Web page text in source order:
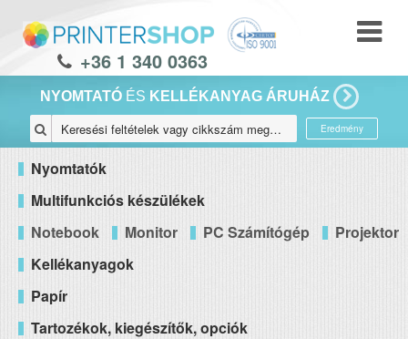
+36 1 340 0363
NYOMTATÓ ÉS KELLÉKANYAG ÁRUHÁZ
Eredmény
Nyomtatók
Multifunkciós készülékek
Notebook
Monitor PC Számítógép
Projektor
Kellékanyagok
Papír
Tartozékok, kiegészítők, opciók